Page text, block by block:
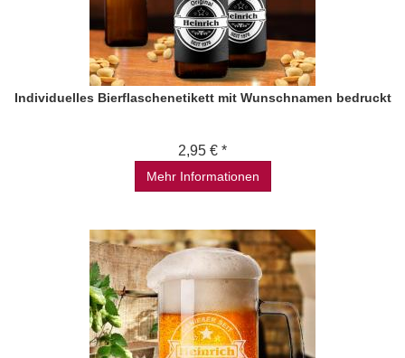
Individuelles Bierflaschenetikett mit Wunschnamen bedruckt
2,95 € *
Mehr Informationen